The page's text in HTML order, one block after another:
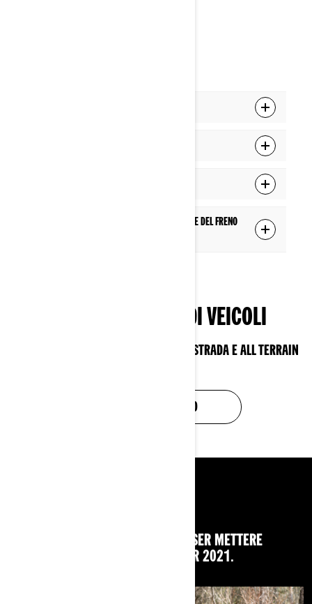
Blocco 4WD con controllo della trazione del freno
LA NOSTRA LINEA DI VEICOLI
ESPLORA I VEICOLI SIDE-BY-SIDE FUORISTRADA E ALL TERRAIN
COSTRUISCI IL TUO
GUARDA DUSTIN JONES E OSTACRUISER METTERE
ALLA PROVA LA GAMMA DI ATV X MR 2021.